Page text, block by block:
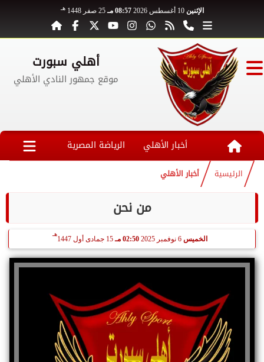
الإثنين 10 أغسطس 2026 08:57 مـ 25 صفر 1448 هـ
أهلي سبورت
موقع جمهور النادي الأهلي
أخبار الأهلي الرياضة المصرية
الرئيسية أخبار الأهلي
من نحن
الخميس 6 نوفمبر 2025 02:50 مـ 15 جمادى أول 1447
هـ